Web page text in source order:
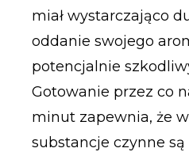
miał wystarczająco
oddanie swojego
potencjalnie
Gotowanie przez co
minut zapewnia, że
substancje czynne